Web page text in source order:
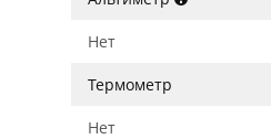
Нет
Термометр
Нет